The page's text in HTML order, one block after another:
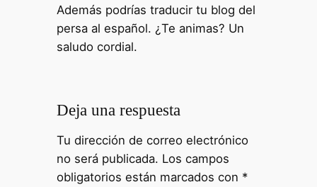
Además podrías traducir tu blog del
persa al español. ¿Te animas? Un
saludo cordial.
Deja una respuesta
Tu dirección de correo electrónico
no será publicada. Los campos
obligatorios están marcados con *